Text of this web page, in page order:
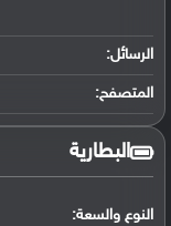
الرسائل:
المتصفح:
البطارية
النوع والسعة: